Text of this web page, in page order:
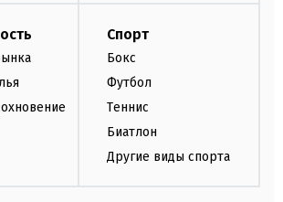
Спорт
Бокс
Футбол
Теннис
Биатлон
Другие виды спорта